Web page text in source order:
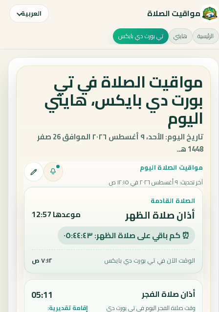
مواقيت الصلاة العربية
الرئيسية هايتي تي بورت دي بايكس
مواقيت الصلاة في تي
بورت دي بايكس، هايتي
اليوم
تاريخ اليوم: الأحد، ٩ أغسطس ٢٠٢٦ الموافق 26 صفر
1448 هـ.
مواقيت الصلاة اليوم
آخر تحديث: ٩ أغسطس ٢٠٢٦ في ١٢:١٥ ص
الصلاة القادمة
أذان صلاة الظهر موعدها 12:57
⏰ كم باقي على صلاة الظهر: ٠٥:٤٤:٤٢
الوقت الآن في تي بورت دي بايكس ٧:١٢ ص
أذان صلاة الفجر
وقت صلاة الفجر اليوم في تي بورت دي
05:11
إقامة تقديرية: